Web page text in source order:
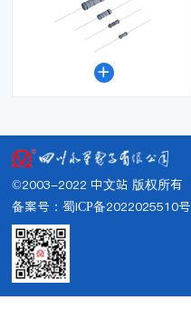

©2003-2022 中文站 版权所有
备案号：蜀ICP备2022025510号